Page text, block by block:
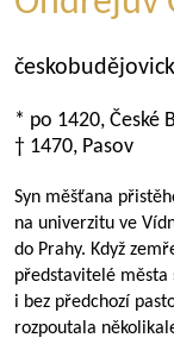
* po 1420, České
† 1470, Pasov
Syn měšťana
na univerzitu ve
do Prahy. Když
představitelé
i bez předchozí
rozpoutala